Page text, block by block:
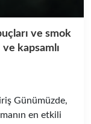
ve smok
kapsamlı
Günümüzde,
en etkili